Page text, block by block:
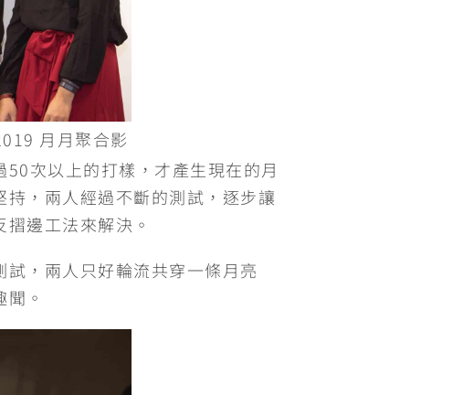
月月聚合影
次以上的打樣，才產生現在的月
，兩人經過不斷的測試，逐步讓
邊工法來解決。
，兩人只好輪流共穿一條月亮
。